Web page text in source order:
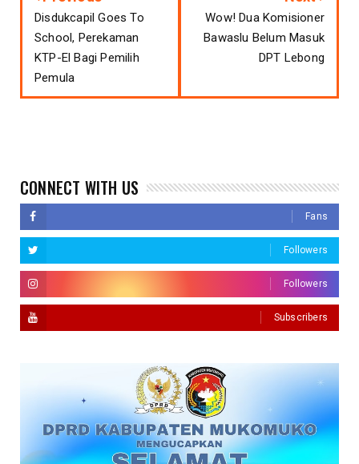
Disdukcapil Goes To
School, Perekaman
KTP-El Bagi Pemilih
Pemula
Wow! Dua Komisioner
Bawaslu Belum Masuk
DPT Lebong
CONNECT WITH US
Fans
Followers
Followers
Subscribers